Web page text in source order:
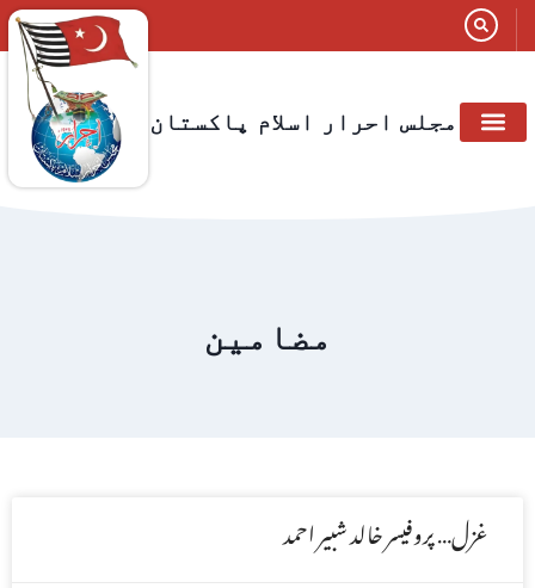
مجلس احرار اسلام پاکستان
مضامین
غزل… پروفیسر خالد شبیر احمد